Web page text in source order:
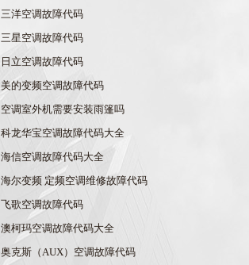
三洋空调故障代码
三星空调故障代码
日立空调故障代码
美的变频空调故障代码
空调室外机需要安装雨篷吗
科龙华宝空调故障代码大全
海信空调故障代码大全
海尔变频 定频空调维修故障代码
飞歌空调故障代码
澳柯玛空调故障代码大全
奥克斯（AUX）空调故障代码